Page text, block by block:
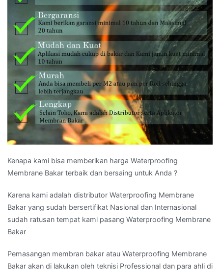
Kenapa kami bisa memberikan harga Waterproofing
Membrane Bakar terbaik dan bersaing untuk Anda ?
Karena kami adalah distributor Waterproofing Membrane
Bakar yang sudah bersertifikat Nasional dan Internasional
sudah ratusan tempat kami pasang Waterproofing Membrane
Bakar
Pemasangan membran bakar atau Waterproofing Membrane
Bakar akan di lakukan oleh teknisi Professional dan para ahli di